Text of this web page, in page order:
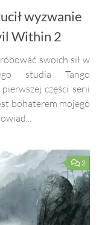
wyzwanie
Within 2
swoich sił w
studia Tango
części serii
bohaterem mojego
2